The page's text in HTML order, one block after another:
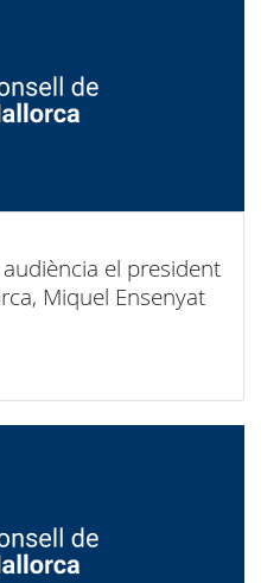
el president
Miquel Ensenyat